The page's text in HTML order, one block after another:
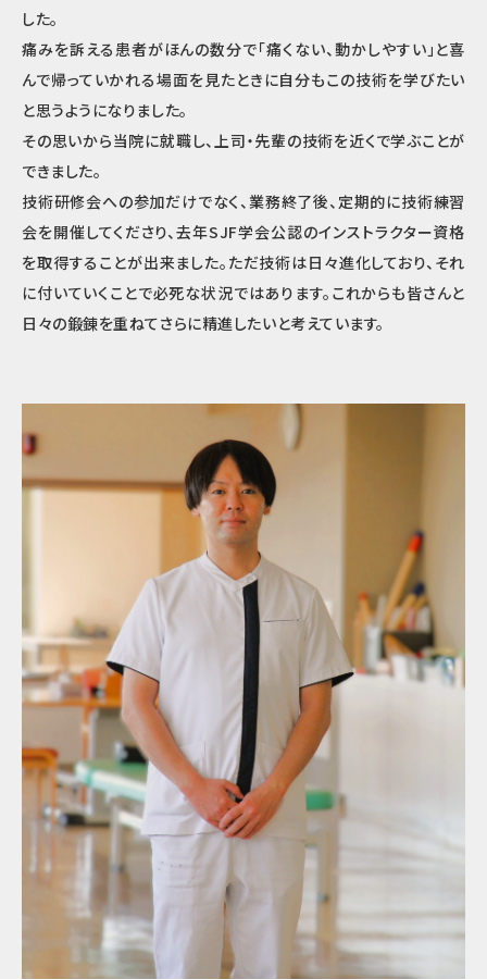
した。
痛みを訴える患者がほんの数分で「痛くない、動かしやすい」と喜
んで帰っていかれる場面を見たときに自分もこの技術を学びたい
と思うようになりました。
その思いから当院に就職し、上司・先輩の技術を近くで学ぶことが
できました。
技術研修会への参加だけでなく、業務終了後、定期的に技術練習
会を開催してくださり、去年SJF学会公認のインストラクター資格
を取得することが出来ました。ただ技術は日々進化しており、それ
に付いていくことで必死な状況ではあります。これからも皆さんと
日々の鍛錬を重ねてさらに精進したいと考えています。